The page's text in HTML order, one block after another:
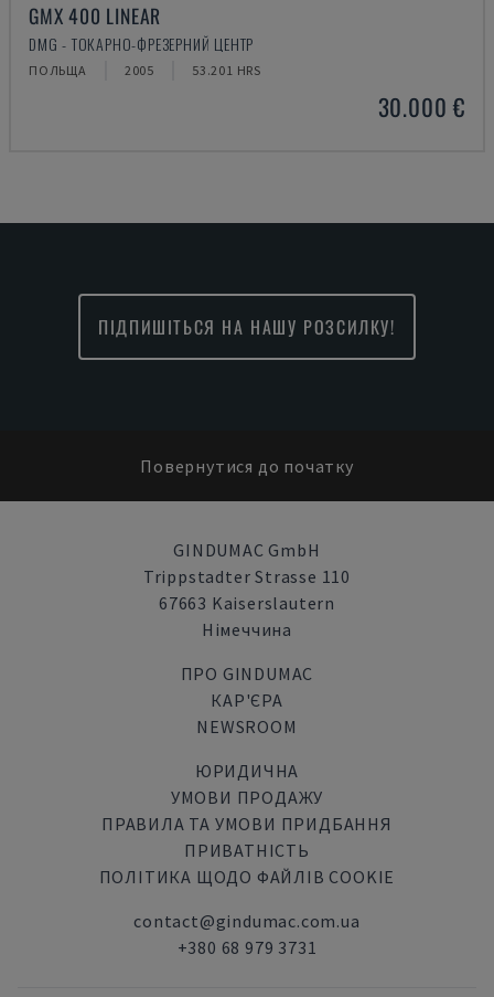
GMX 400 LINEAR
DMG - ТОКАРНО-ФРЕЗЕРНИЙ ЦЕНТР
ПОЛЬЩА 2005 53.201 HRS
30.000 €
ПІДПИШІТЬСЯ НА НАШУ РОЗСИЛКУ!
Повернутися до початку
GINDUMAC GmbH
Trippstadter Strasse 110
67663 Kaiserslautern
Німеччина
ПРО GINDUMAC
КАР'ЄРА
NEWSROOM
ЮРИДИЧНА
УМОВИ ПРОДАЖУ
ПРАВИЛА ТА УМОВИ ПРИДБАННЯ
ПРИВАТНІСТЬ
ПОЛІТИКА ЩОДО ФАЙЛІВ COOKIE
contact@gindumac.com.ua
+380 68 979 3731